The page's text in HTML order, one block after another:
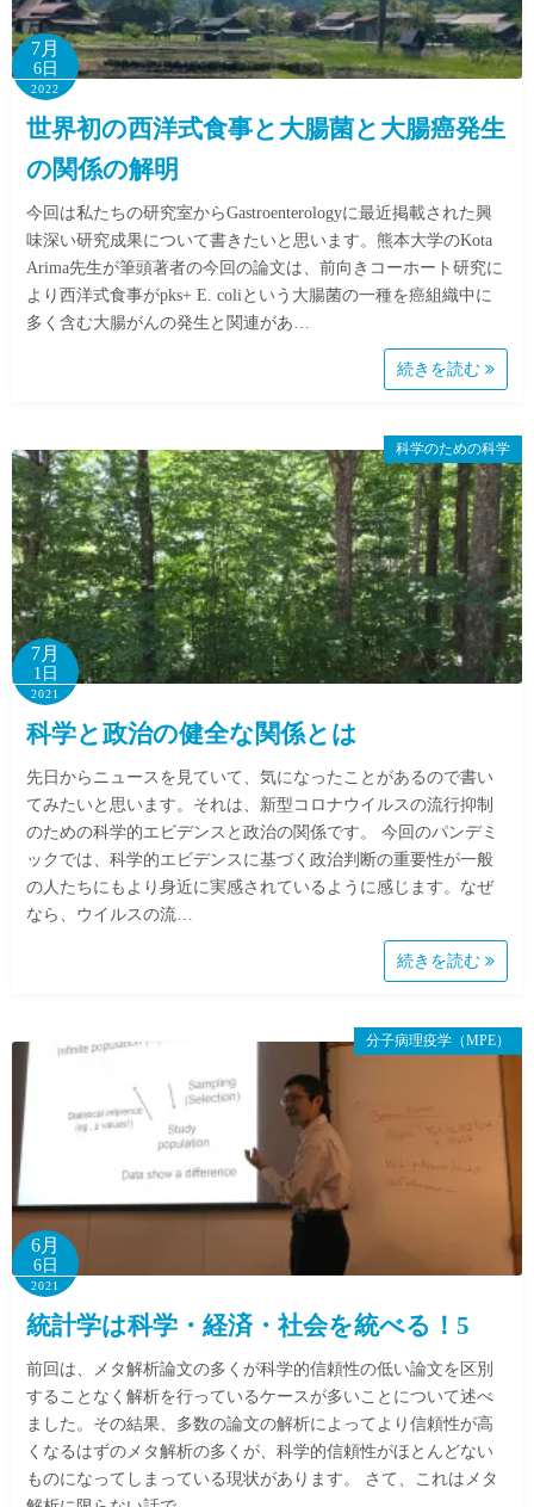
7月
6日
2022
世界初の西洋式食事と大腸菌と大腸癌発生
の関係の解明
今回は私たちの研究室からGastroenterologyに最近掲載された興
味深い研究成果について書きたいと思います。熊本大学のKota
Arima先生が筆頭著者の今回の論文は、前向きコーホート研究に
より西洋式食事がpks+ E. coliという大腸菌の一種を癌組織中に
多く含む大腸がんの発生と関連があ…
続きを読む
科学のための科学
7月
1日
2021
科学と政治の健全な関係とは
先日からニュースを見ていて、気になったことがあるので書い
てみたいと思います。それは、新型コロナウイルスの流行抑制
のための科学的エビデンスと政治の関係です。 今回のパンデミ
ックでは、科学的エビデンスに基づく政治判断の重要性が一般
の人たちにもより身近に実感されているように感じます。なぜ
なら、ウイルスの流…
続きを読む
分子病理疫学（MPE）
6月
6日
2021
統計学は科学・経済・社会を統べる！5
前回は、メタ解析論文の多くが科学的信頼性の低い論文を区別
することなく解析を行っているケースが多いことについて述べ
ました。その結果、多数の論文の解析によってより信頼性が高
くなるはずのメタ解析の多くが、科学的信頼性がほとんどない
ものになってしまっている現状があります。 さて、これはメタ